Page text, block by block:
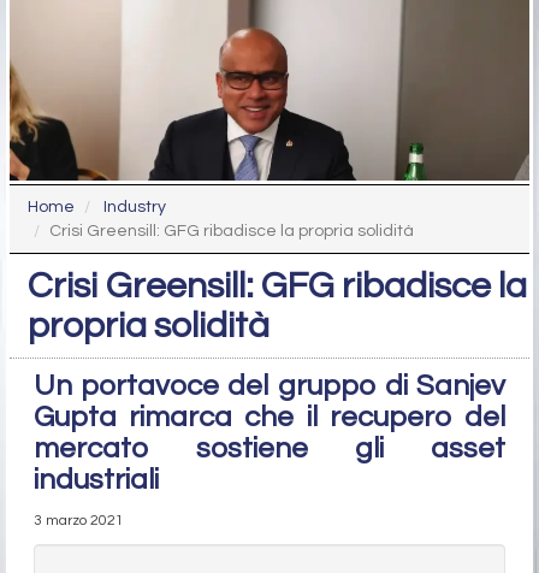
Home
Industry
Crisi Greensill: GFG ribadisce la propria solidità
Crisi Greensill: GFG ribadisce la
propria solidità
Un portavoce del gruppo di Sanjev
Gupta rimarca che il recupero del
mercato sostiene gli asset
industriali
3 marzo 2021